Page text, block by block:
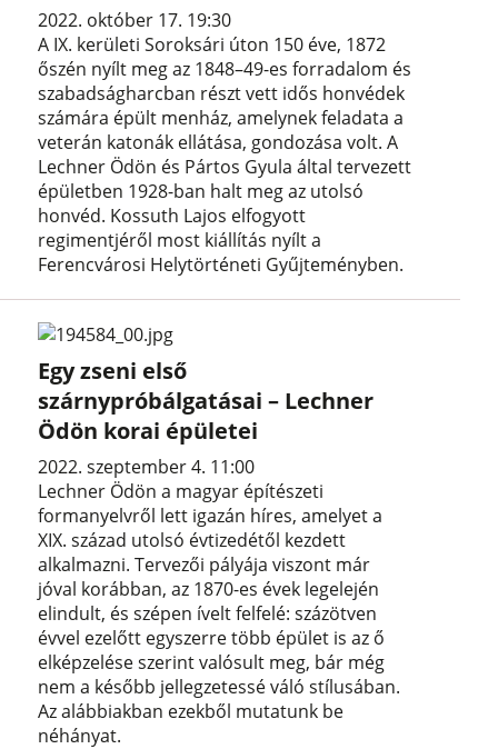
2022. október 17. 19:30
A IX. kerületi Soroksári úton 150 éve, 1872
őszén nyílt meg az 1848–49-es forradalom és
szabadságharcban részt vett idős honvédek
számára épült menház, amelynek feladata a
veterán katonák ellátása, gondozása volt. A
Lechner Ödön és Pártos Gyula által tervezett
épületben 1928-ban halt meg az utolsó
honvéd. Kossuth Lajos elfogyott
regimentjéről most kiállítás nyílt a
Ferencvárosi Helytörténeti Gyűjteményben.
Egy zseni első
szárnypróbálgatásai – Lechner
Ödön korai épületei
2022. szeptember 4. 11:00
Lechner Ödön a magyar építészeti
formanyelvről lett igazán híres, amelyet a
XIX. század utolsó évtizedétől kezdett
alkalmazni. Tervezői pályája viszont már
jóval korábban, az 1870-es évek legelején
elindult, és szépen ívelt felfelé: százötven
évvel ezelőtt egyszerre több épület is az ő
elképzelése szerint valósult meg, bár még
nem a később jellegzetessé váló stílusában.
Az alábbiakban ezekből mutatunk be
néhányat.